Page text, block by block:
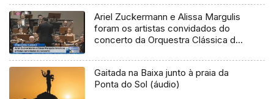
Ariel Zuckermann e Alissa Margulis
foram os artistas convidados do
concerto da Orquestra Clássica da
Gaitada na Baixa junto à praia da
Ponta do Sol (áudio)